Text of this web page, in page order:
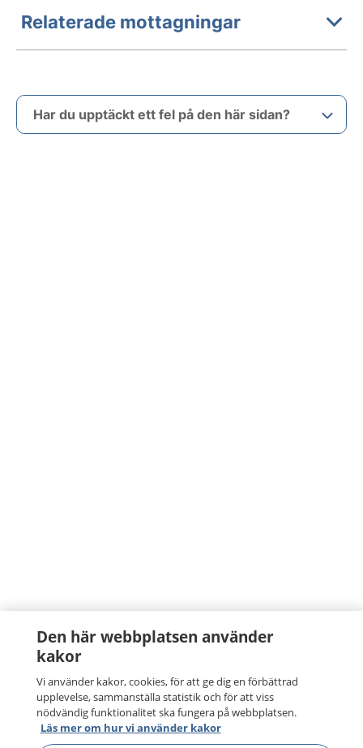
Relaterade mottagningar
Har du upptäckt ett fel på den här sidan?
Den här webbplatsen använder
kakor
Vi använder kakor, cookies, för att ge dig en förbättrad
upplevelse, sammanställa statistik och för att viss
nödvändig funktionalitet ska fungera på webbplatsen.
Läs mer om hur vi använder kakor